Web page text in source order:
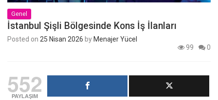
Genel
İstanbul Şişli Bölgesinde Kons İş İlanları
Posted on 25 Nisan 2026 by Menajer Yücel
99
0
552
PAYLAŞIM